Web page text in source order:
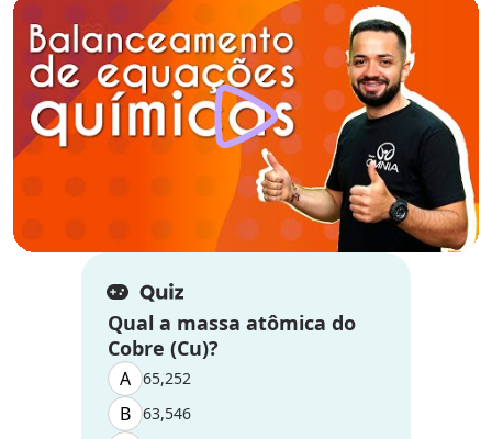
Qual a massa atômica do
Cobre (Cu)?
A 65,252
B 63,546